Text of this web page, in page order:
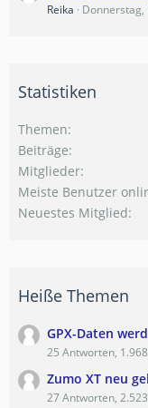
Reika Donnerstag,
Statistiken
Themen
Beiträge
Mitglieder
Meiste Benutzer
Neuestes Mitglied
Heiße Themen
GPX-Daten
25 Antworten,
Zumo XT neu
27 Antworten,